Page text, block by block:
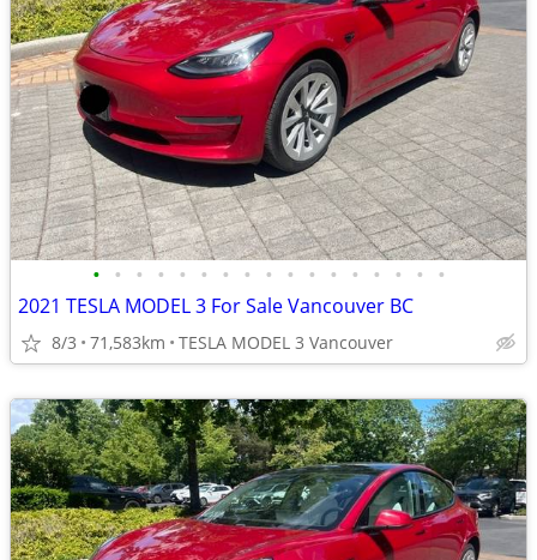
• • • • • • • • • • • • • • • • •
2021 TESLA MODEL 3 For Sale Vancouver BC
8/3 71,583km TESLA MODEL 3 Vancouver